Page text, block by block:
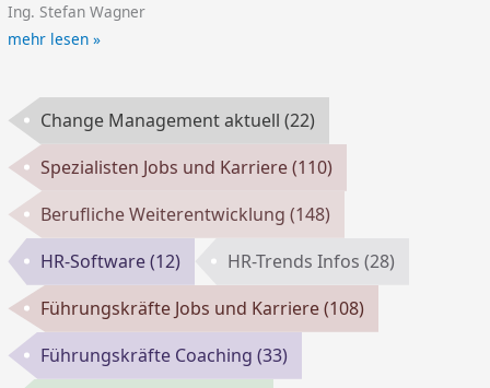
Ing. Stefan Wagner
mehr lesen »
Change Management aktuell(22)
Spezialisten Jobs und Karriere(110)
Berufliche Weiterentwicklung(148)
HR-Software(12) HR-Trends Infos(28)
Führungskräfte Jobs und Karriere(108)
Führungskräfte Coaching(33)